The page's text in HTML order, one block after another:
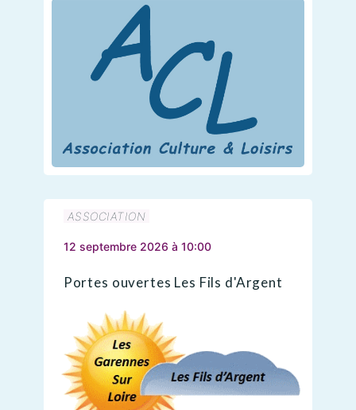
ASSOCIATION
12 septembre 2026 à 10:00
Portes ouvertes Les Fils d'Argent